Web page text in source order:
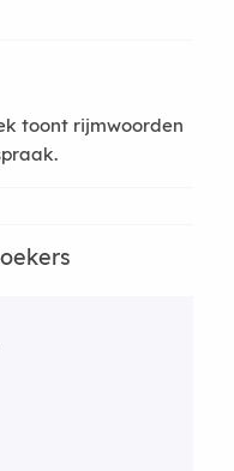
toont rijmwoorden